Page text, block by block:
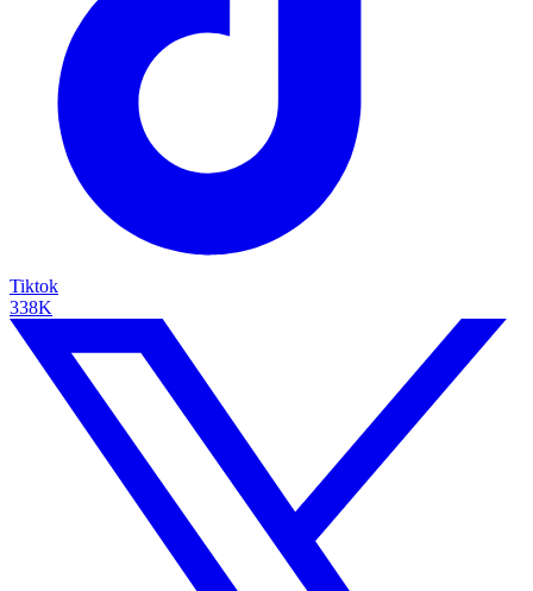
Tiktok
338K